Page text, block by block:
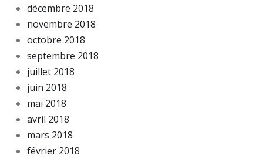
décembre 2018
novembre 2018
octobre 2018
septembre 2018
juillet 2018
juin 2018
mai 2018
avril 2018
mars 2018
février 2018